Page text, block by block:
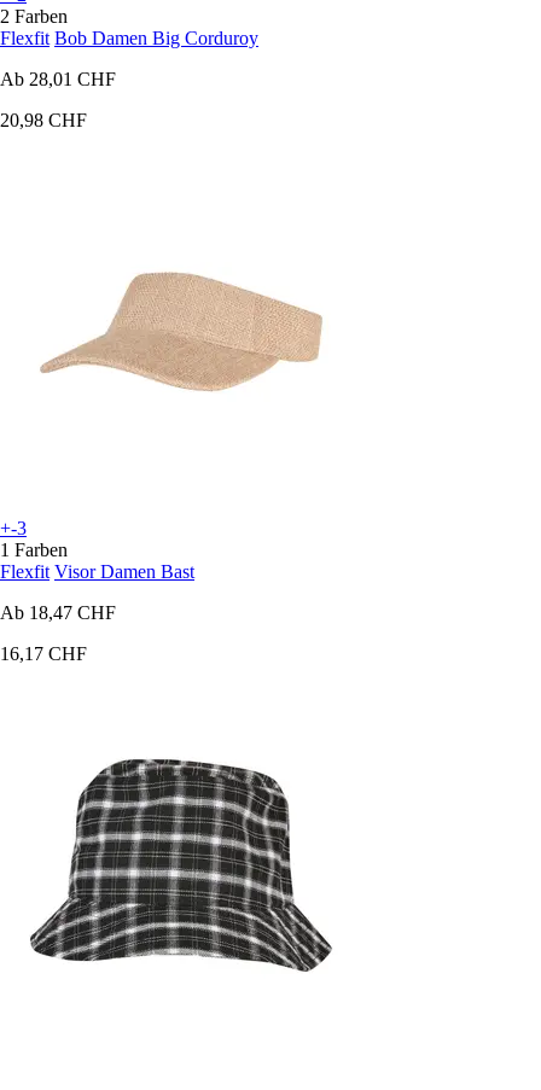
2 Farben
Flexfit Bob Damen Big Corduroy
Ab 28,01 CHF
20,98 CHF
+-3
1 Farben
Flexfit Visor Damen Bast
Ab 18,47 CHF
16,17 CHF